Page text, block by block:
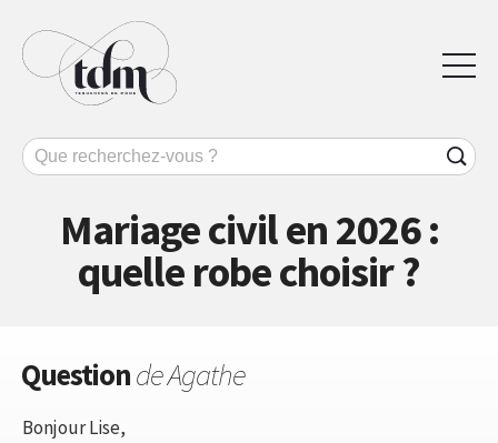
Mariage civil en 2026 :
quelle robe choisir ?
Questionde Agathe
Bonjour Lise,